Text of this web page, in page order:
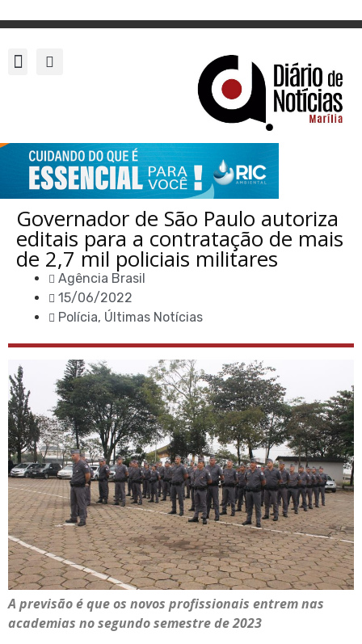
Governador de São Paulo autoriza
editais para a contratação de mais
de 2,7 mil policiais militares
Agência Brasil
15/06/2022
Polícia, Últimas Notícias
A previsão é que os novos profissionais entrem nas
academias no segundo semestre de 2023